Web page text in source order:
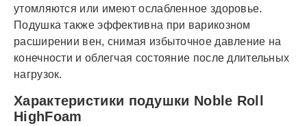
утомляются или имеют ослабленное здоровье.
Подушка также эффективна при варикозном
расширении вен, снимая избыточное давление на
конечности и облегчая состояние после длительных
нагрузок.
Характеристики подушки Noble Roll
HighFoam